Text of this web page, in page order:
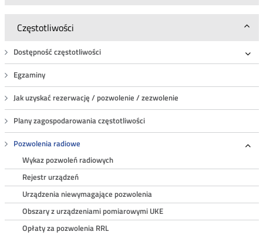
Częstotliwości
Dostępność częstotliwości
Egzaminy
Jak uzyskać rezerwację / pozwolenie / zezwolenie
Plany zagospodarowania częstotliwości
Pozwolenia radiowe
Wykaz pozwoleń radiowych
Rejestr urządzeń
Urządzenia niewymagające pozwolenia
Obszary z urządzeniami pomiarowymi UKE
Opłaty za pozwolenia RRL